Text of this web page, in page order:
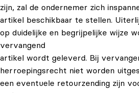
zijn, zal de ondernemer zich
artikel beschikbaar te stellen.
op duidelijke en begrijpelijke wijze
vervangend
artikel wordt geleverd. Bij
herroepingsrecht niet worden
een eventuele retourzending zijn